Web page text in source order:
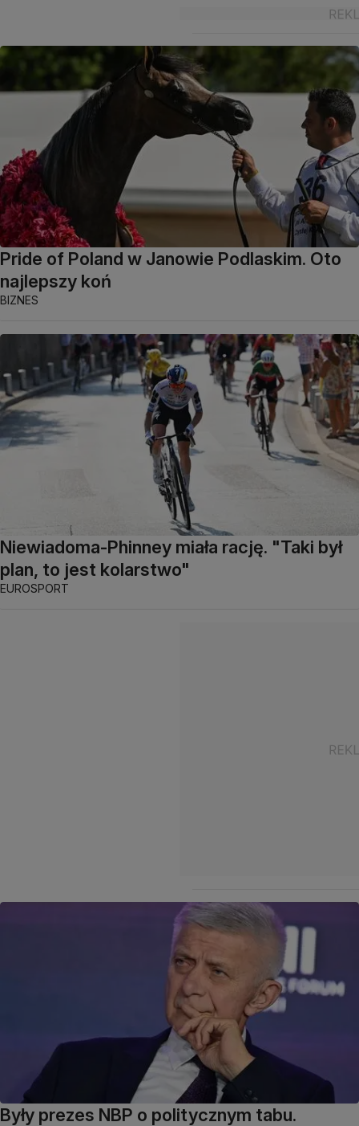
Pride of Poland w Janowie Podlaskim. Oto
najlepszy koń
BIZNES
Niewiadoma-Phinney miała rację. "Taki był
plan, to jest kolarstwo"
EUROSPORT
Były prezes NBP o politycznym tabu.